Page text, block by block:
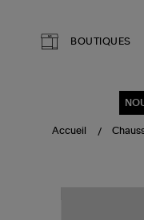
BOUTIQUES
Accueil